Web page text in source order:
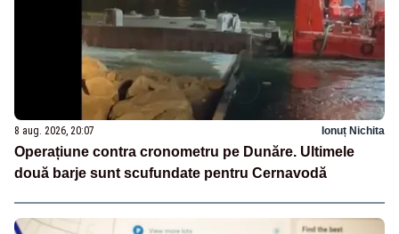
8 aug. 2026, 20:07 Ionuț Nichita
Operațiune contra cronometru pe Dunăre. Ultimele
două barje sunt scufundate pentru Cernavodă